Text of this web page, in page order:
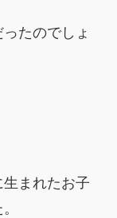
たのでしょ
まれたお子